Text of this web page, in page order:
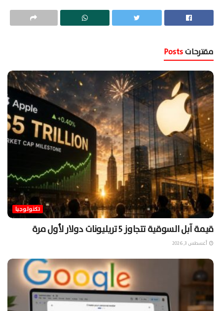
مقترحات
تكنولوجيا
قيمة آبل السوقية تتجاوز 5 تريليونات دولار لأول مرة
أغسطس 3, 2026